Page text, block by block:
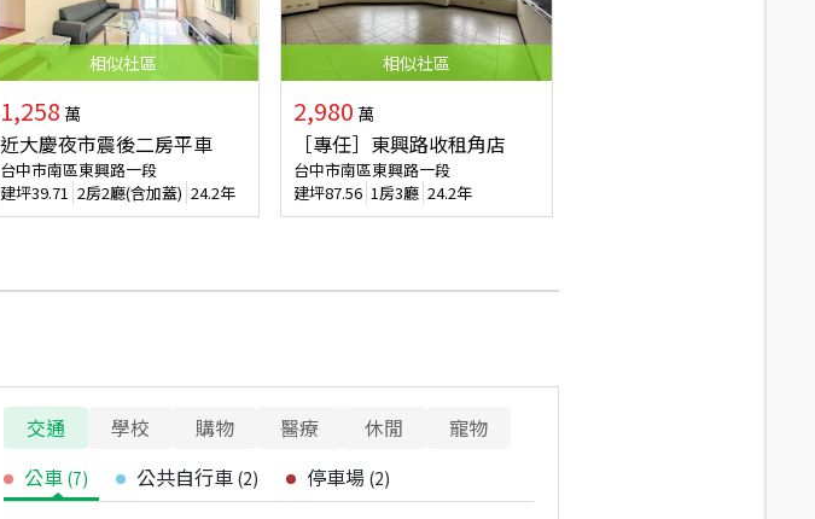
相似社區
1,258 萬
近大慶夜市震後二房平車
台中市南區東興路一段
建坪39.71 2房2廳(含加蓋) 24.2年
相似社區
2,980 萬
［專任］東興路收租角店
台中市南區東興路一段
建坪87.56 1房3廳 24.2年
交通 學校 購物 醫療 休閒
寵物
公車 (7) 公共自行車 (2) 停車場 (2)